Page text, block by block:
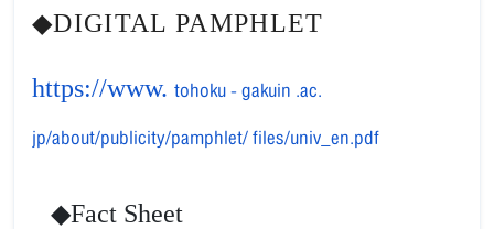
◆DIGITAL PAMPHLET
https://www. tohoku-gakuin .ac.
jp/about/publicity/pamphlet/files/univ_en.pdf
◆Fact Sheet